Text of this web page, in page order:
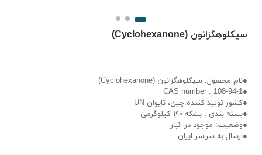
سیکلوهگزانون (Cyclohexanone)
●نام محصول: سیکلوهگزانون (Cyclohexanone)
●108-94-1 : CAS number
●کشور تولید کننده:چین، تایوان UN
●بسته بندی : بشکه ۱۹۰ کیلوگرمی
●وضعیت: موجود در انبار
●ارسال به سراسر ایران